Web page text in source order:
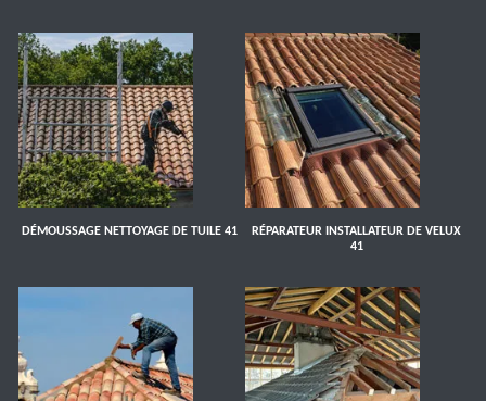
DÉMOUSSAGE NETTOYAGE DE TUILE 41
RÉPARATEUR INSTALLATEUR DE VELUX
41